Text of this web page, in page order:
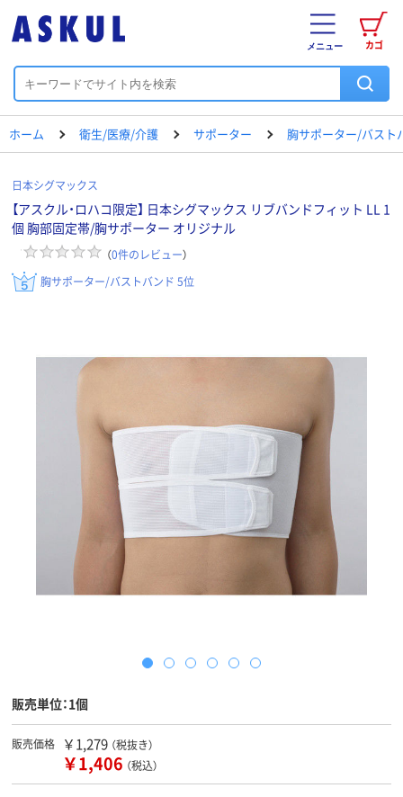
カゴ
メニュー
ホーム 衛生/医療/介護 サポーター 胸サポーター/バスト
日本シグマックス
【アスクル・ロハコ限定】 日本シグマックス リブバンドフィット LL 1
個 胸部固定帯/胸サポーター オリジナル
（0件のレビュー）
胸サポーター/バストバンド 5位
販売単位：1個
販売価格 ￥1,279 （税抜き）
￥1,406 （税込）